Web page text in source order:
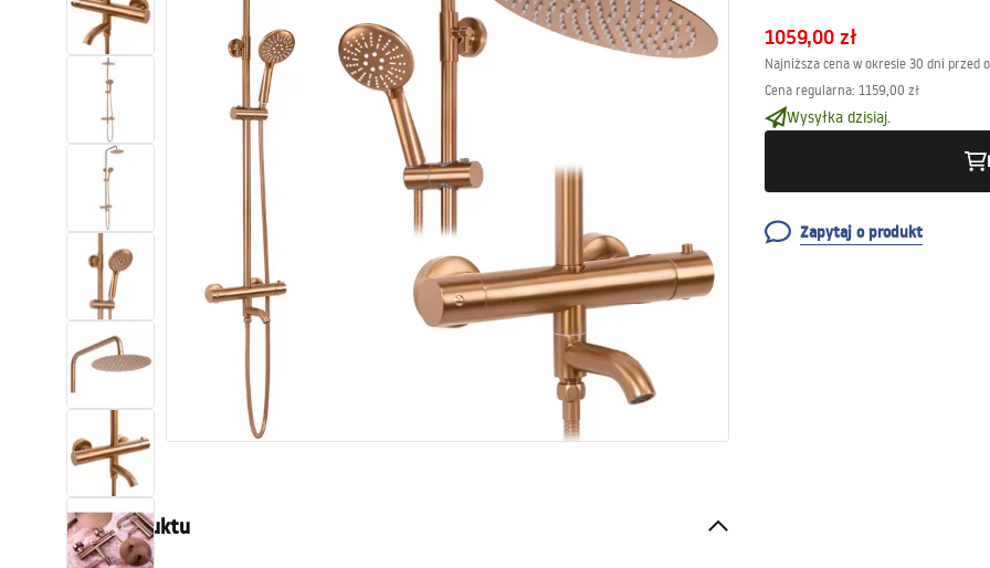
Brodziki prysznicowe
Toalety, ubikacje
Wanny i parawany
Baterie
Kuchnia
Akcesoria i meble łazienkowe
1059,00 zł
Najniższa cena w okresie 30 dni przed
Cena regularna: 1159,00 zł
Wysyłka dzisiaj.
Zapytaj o produkt
Opis produktu